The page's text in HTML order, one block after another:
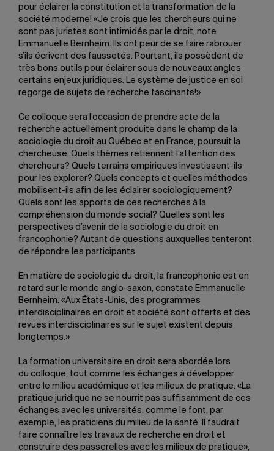
pour éclairer la constitution et la transformation de la
société moderne! «Je crois que les chercheurs qui ne
sont pas juristes sont intimidés par le droit, note
Emmanuelle Bernheim. Ils ont peur de se faire rabrouer
s’ils écrivent des faussetés. Pourtant, ils possèdent de
très bons outils pour éclairer sous de nouveaux angles
certains enjeux juridiques. Le système de justice en soi
regorge de sujets de recherche fascinants!»
Ce colloque sera l’occasion de prendre acte de la
recherche actuellement produite dans le champ de la
sociologie du droit au Québec et en France, poursuit la
chercheuse. Quels thèmes retiennent l’attention des
chercheurs? Quels terrains empiriques investissent-ils
pour les explorer? Quels concepts et quelles méthodes
mobilisent-ils afin de les éclairer sociologiquement?
Quels sont les apports de ces recherches à la
compréhension du monde social? Quelles sont les
perspectives d’avenir de la sociologie du droit en
francophonie? Autant de questions auxquelles tenteront
de répondre les participants.
En matière de sociologie du droit, la francophonie est en
retard sur le monde anglo-saxon, constate Emmanuelle
Bernheim. «Aux États-Unis, des programmes
interdisciplinaires en droit et société sont offerts et des
revues interdisciplinaires sur le sujet existent depuis
longtemps.»
La formation universitaire en droit sera abordée lors
du colloque, tout comme les échanges à développer
entre le milieu académique et les milieux de pratique. «La
pratique juridique ne se nourrit pas suffisamment de ces
échanges avec les universités, comme le font, par
exemple, les praticiens du milieu de la santé. Il faudrait
faire connaître les travaux de recherche en droit et
construire des passerelles avec les milieux de pratique»,